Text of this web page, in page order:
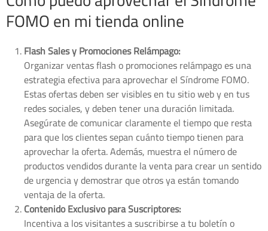
FOMO en mi tienda online
Flash Sales y Promociones Relámpago:
Organizar ventas flash o promociones relámpago es una
estrategia efectiva para aprovechar el Síndrome FOMO.
Estas ofertas deben ser visibles en tu sitio web y en tus
redes sociales, y deben tener una duración limitada.
Asegúrate de comunicar claramente el tiempo que resta
para que los clientes sepan cuánto tiempo tienen para
aprovechar la oferta. Además, muestra el número de
productos vendidos durante la venta para crear un sentido
de urgencia y demostrar que otros ya están tomando
ventaja de la oferta.
Contenido Exclusivo para Suscriptores:
Incentiva a los visitantes a suscribirse a tu boletín o